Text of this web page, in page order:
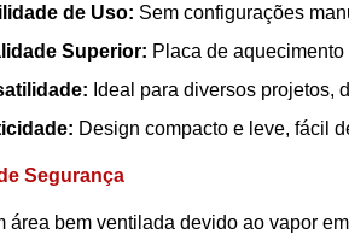
de Uso: Sem configurações
Superior: Placa de
Ideal para diversos projetos,
Design compacto e leve, fácil
Segurança
área bem ventilada devido ao vapor